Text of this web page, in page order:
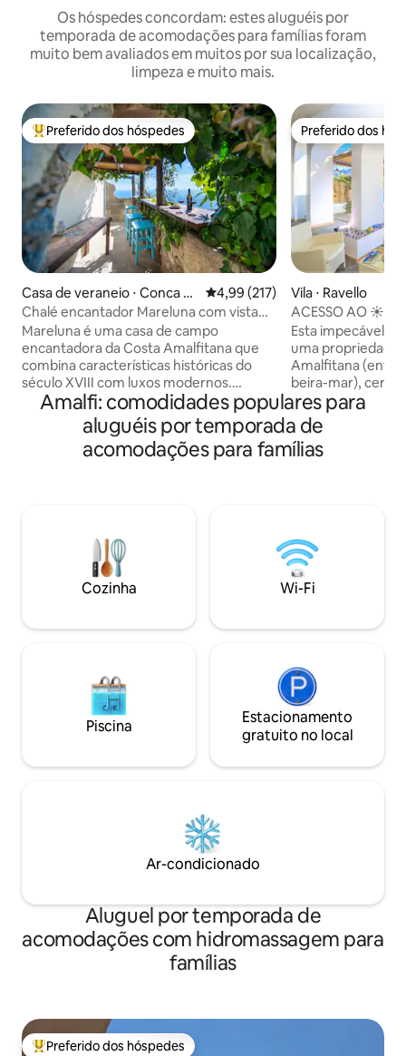
Os hóspedes concordam: estes aluguéis por
temporada de acomodações para famílias foram
muito bem avaliados em muitos por sua localização,
limpeza e muito mais.
Entre os melhores preferidos dos hóspedes
Preferido dos hóspedes
Casa de veraneio ⋅ Conca d
ei Marini
4,99 de uma avaliação média de
4,99 (217)
Chalé encantador Mareluna com vista
para Capri
Mareluna é uma casa de campo
encantadora da Costa Amalfitana que
combina características históricas do
século XVIII com luxos modernos.
Oferece vistas panorâmicas
deslumbrantes para o mar e interiores
elegantes com detalhes como vigas de
castanha, azulejos tradicionais e
adicionam personalidade. A propriedade
também possui um terraço e pátio, ideal
para desfrutar da paisagem costeira de
tirar o fôlego e refeições ao ar livre
Preferido dos
Preferido dos
Vila ⋅ Ravello
ACESSO AO
Esta impecável
uma propriedade
Amalfitana (entre
beira-mar),
limoeiros e
solário e acesso direto
3 hóspedes.
por um custo adicional. O
Amalfi (1,5 km)
km) Minori (2,5
barco).
Amalfi: comodidades populares para
aluguéis por temporada de
acomodações para famílias
Cozinha Wi-Fi
Piscina
Estacionamento
gratuito no local
Ar-condicionado
Aluguel por temporada de
acomodações com hidromassagem para
famílias
Preferido dos hóspedes